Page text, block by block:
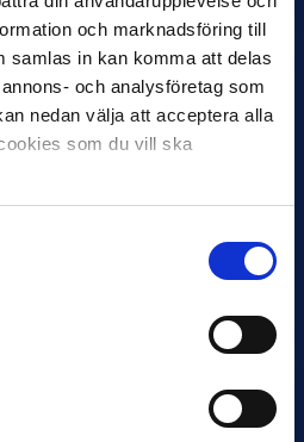
och marknadsföring till
samlas in kan komma att delas
och analysföretag som
nedan välja att acceptera alla
som du vill ska
i Malmö FF